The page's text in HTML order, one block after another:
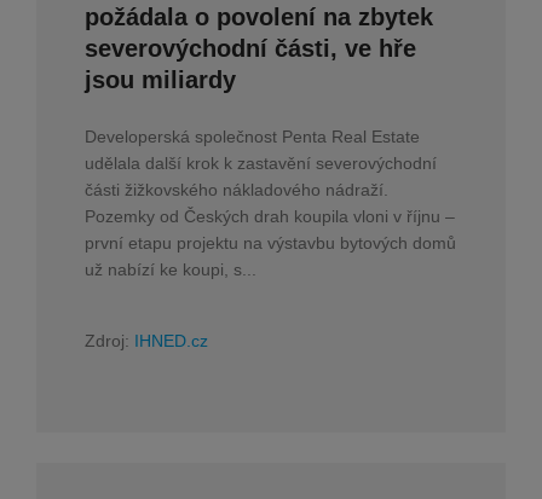
požádala o povolení na zbytek
severovýchodní části, ve hře
jsou miliardy
Developerská společnost Penta Real Estate
udělala další krok k zastavění severovýchodní
části žižkovského nákladového nádraží.
Pozemky od Českých drah koupila vloni v říjnu –
první etapu projektu na výstavbu bytových domů
už nabízí ke koupi, s...
Zdroj: IHNED.cz